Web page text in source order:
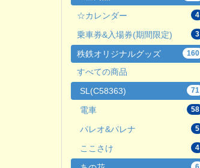
☆カレンダー 4
乗車券&入場券(期間限定) 3
秩鉄オリジナルグッズ 160
すべての商品
SL(C58363)
71
電車 58
パレオ&パレナ 5
ここさけ 4